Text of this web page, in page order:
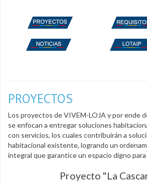
PROYECTOS
Los proyectos de VIVEM-LOJA y por ende
se enfocan a entregar soluciones
con servicios, los cuales contribuirán a
habitacional existente, logrando un
integral que garantice un espacio digno para
Proyecto "La